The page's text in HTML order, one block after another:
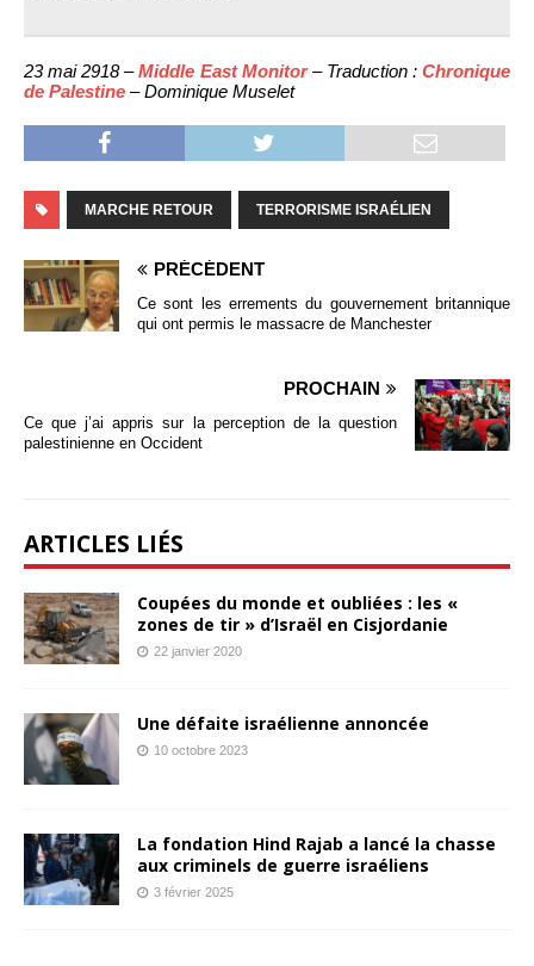
23 mai 2918 –Middle East Monitor– Traduction :Chronique
de Palestine – Dominique Muselet
MARCHE RETOUR TERRORISME ISRAÉLIEN
PRÉCÉDENT
Ce sont les errements du gouvernement britannique
qui ont permis le massacre de Manchester
PROCHAIN
Ce que j’ai appris sur la perception de la question
palestinienne en Occident
ARTICLES LIÉS
Coupées du monde et oubliées : les «
zones de tir » d’Israël en Cisjordanie
22 janvier 2020
Une défaite israélienne annoncée
10 octobre 2023
La fondation Hind Rajab a lancé la chasse
aux criminels de guerre israéliens
3 février 2025